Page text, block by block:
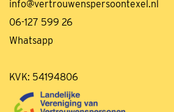
info@vertrouwenspersoontexel.nl
06-127 599 26
Whatsapp
KVK: 54194806